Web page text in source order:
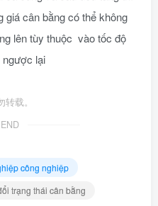
cân bằng có thể không
lên tùy thuộc vào tốc độ
lại
载。
công nghiệp
trạng thái cân bằng